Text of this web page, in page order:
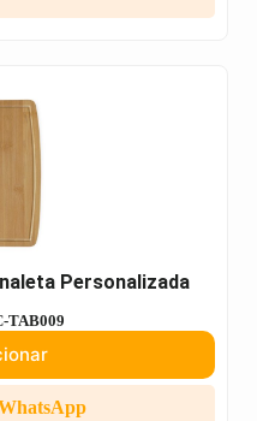
Personalizada
TAB009